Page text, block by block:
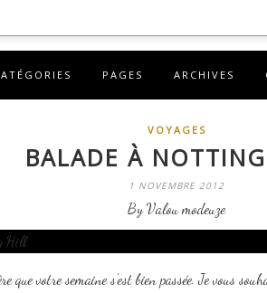
PAGES ARCHIVES
VOYAGES
BALADE À
1 NOVEMBRE 2012
By Valou modeuze
que votre semaine s'est bien passée. Je vous